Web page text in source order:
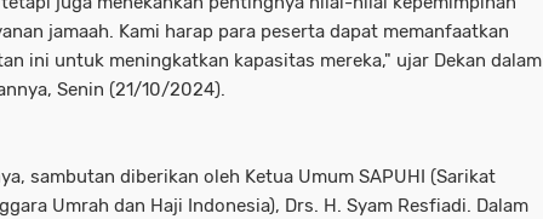
jamaah. Kami harap para peserta dapat memanfaatkan
ini untuk meningkatkan kapasitas mereka," ujar Dekan dalam
Senin (21/10/2024).
sambutan diberikan oleh Ketua Umum SAPUHI (Sarikat
Umrah dan Haji Indonesia), Drs. H. Syam Resfiadi. Dalam